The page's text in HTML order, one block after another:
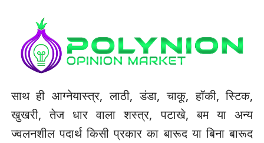
साथ ही आग्नेयास्त्र, लाठी, डंडा, चाकू, हॉकी, स्टिक,
खुखरी, तेज धार वाला शस्त्र, पटाखे, बम या अन्य
ज्वलनशील पदार्थ किसी प्रकार का बारूद या बिना बारूद